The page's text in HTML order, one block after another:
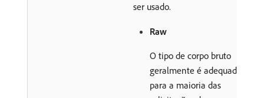
ser usado.
Raw
O tipo de corpo bruto
geralmente é adequado
para a maioria das